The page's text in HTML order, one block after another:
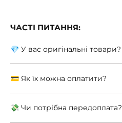
ЧАСТІ ПИТАННЯ:
💎 У вас оригінальні товари?
💳 Як їх можна оплатити?
💸 Чи потрібна передоплата?